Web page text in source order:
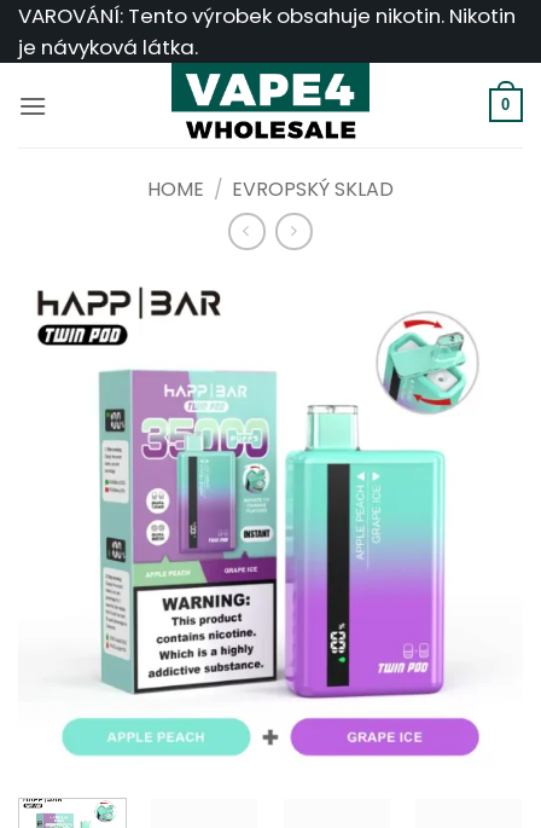
Přeskočit
na
VAROVÁNÍ: Tento výrobek obsahuje nikotin. Nikotin
je návyková látka.
0
HOME / EVROPSKÝ SKLAD